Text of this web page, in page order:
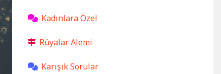
Kadınlara Özel
Rüyalar Alemi
Karışık Sorular